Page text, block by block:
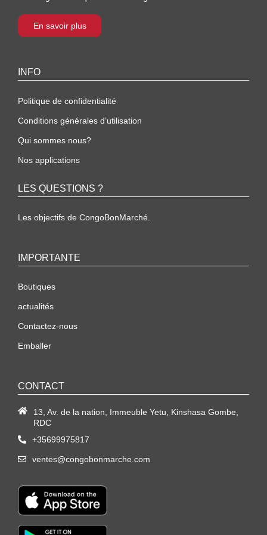
En savoir plus
INFO
Politique de confidentialité
Conditions générales d’utilisation
Qui sommes nous?
Nos applications
LES QUESTIONS ?
Les objectifs de CongoBonMarché.
IMPORTANTE
Boutiques
actualités
Contactez-nous
Emballer
CONTACT
13, Av. de la nation, Immeuble Yetu, Kinshasa Gombe,
RDC
+35699975817
ventes@congobonmarche.com